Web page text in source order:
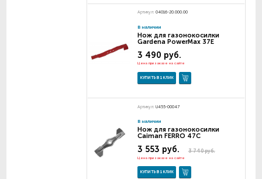
Артикул: 04016-20.000.00
В наличии
Нож для газонокосилки
Gardena PowerMax 37E
3 490 руб.
Цена при заказе на сайте
КУПИТЬ В 1 КЛИК
Артикул: U455-00047
В наличии
Нож для газонокосилки
Caiman FERRO 47C
3 740 руб.
3 553 руб.
Цена при заказе на сайте
КУПИТЬ В 1 КЛИК